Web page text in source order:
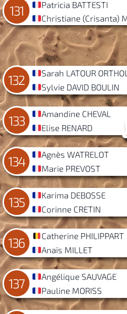
131
Patricia BATTESTI
Christiane (Crisanta)
132
Sarah LATOUR
Sylvie DAVID BOULIN
133
Amandine CHEVAL
Elise RENARD
134
Agnès WATRELOT
Marie PREVOST
135
Karima DEBOSSE
Corinne CRETIN
136
Catherine PHILIPPART
Anaïs MILLET
137
Angélique SAUVAGE
Pauline MORISS